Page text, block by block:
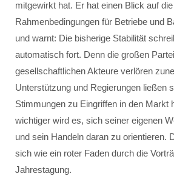
mitgewirkt hat. Er hat einen Blick auf die
Rahmenbedingungen für Betriebe und
und warnt: Die bisherige Stabilität
automatisch fort. Denn die großen
gesellschaftlichen Akteure verlören
Unterstützung und Regierungen ließen
Stimmungen zu Eingriffen in den Markt
wichtiger wird es, sich seiner eigenen
und sein Handeln daran zu orientieren.
sich wie ein roter Faden durch die
Jahrestagung.